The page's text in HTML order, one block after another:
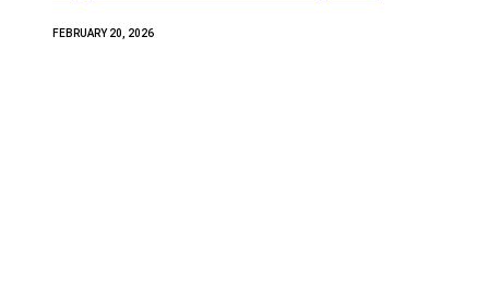
FEBRUARY 20, 2026